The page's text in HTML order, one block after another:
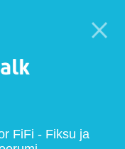
FiFi - Fiksu ja